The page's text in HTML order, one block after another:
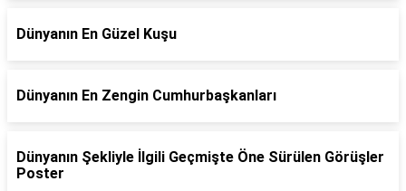
Dünyanın En Güzel Kuşu
Dünyanın En Zengin Cumhurbaşkanları
Dünyanın Şekliyle İlgili Geçmişte Öne Sürülen Görüşler
Poster